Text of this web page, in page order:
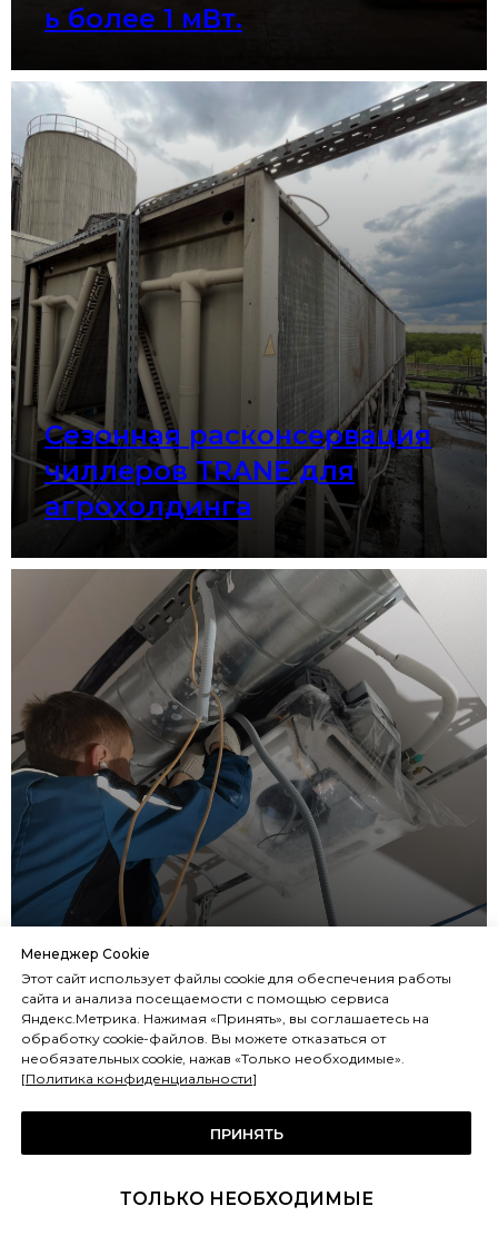
ь более 1 мВт.
Сезонная расконсервация
чиллеров TRANE для
агрохолдинга
Установка VRF-системы
для ФАС
Менеджер Cookie
Этот сайт использует файлы cookie для обеспечения работы
сайта и анализа посещаемости с помощью сервиса
Яндекс.Метрика. Нажимая «Принять», вы соглашаетесь на
обработку cookie-файлов. Вы можете отказаться от
необязательных cookie, нажав «Только необходимые».
[Политика конфиденциальности]
ПРИНЯТЬ
ТОЛЬКО НЕОБХОДИМЫЕ